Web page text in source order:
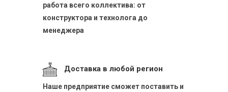
работа всего коллектива: от
конструктора и технолога до
менеджера
Доставка в любой регион
Наше предприятие сможет поставить и